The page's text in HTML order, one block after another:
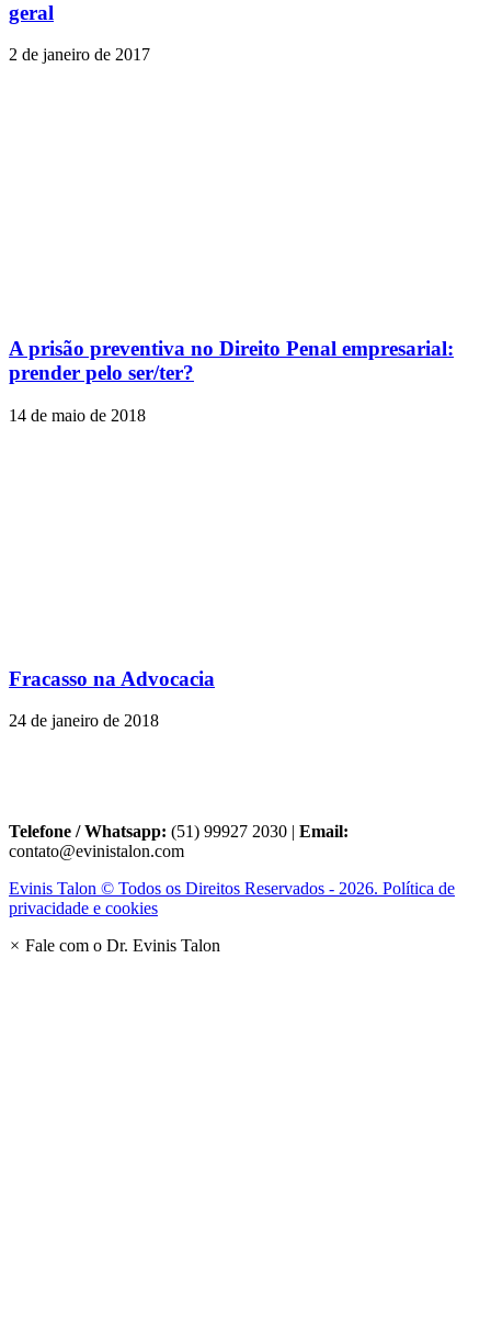
geral
2 de janeiro de 2017
A prisão preventiva no Direito Penal empresarial:
prender pelo ser/ter?
14 de maio de 2018
Fracasso na Advocacia
24 de janeiro de 2018
Telefone / Whatsapp: (51) 99927 2030 | Email:
contato@evinistalon.com
Evinis Talon © Todos os Direitos Reservados - 2026. Política de
privacidade e cookies
× Fale com o Dr. Evinis Talon